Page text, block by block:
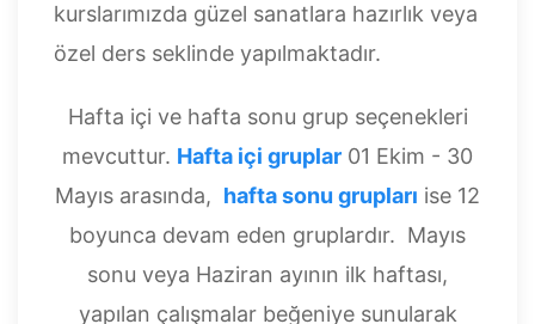
kurslarımızda güzel sanatlara hazırlık veya
özel ders seklinde yapılmaktadır.
Hafta içi ve hafta sonu grup seçenekleri
mevcuttur. Hafta içi gruplar 01 Ekim - 30
Mayıs arasında, hafta sonu grupları ise 12
boyunca devam eden gruplardır. Mayıs
sonu veya Haziran ayının ilk haftası,
yapılan çalışmalar beğeniye sunularak